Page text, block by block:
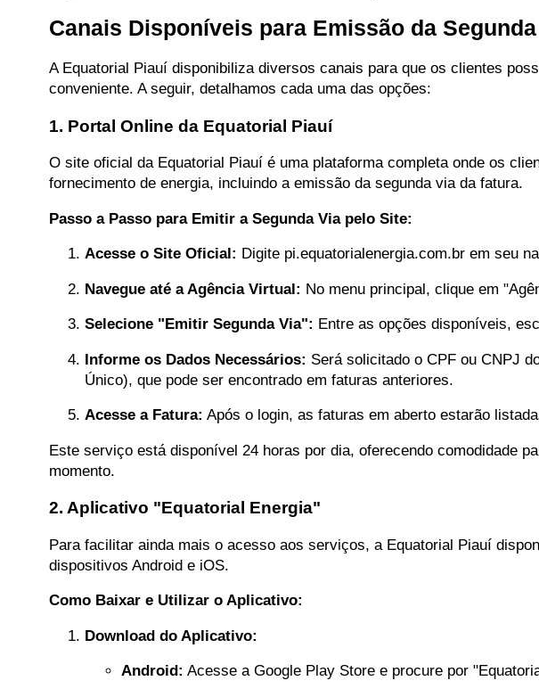
Canais Disponíveis para Emissão da
A Equatorial Piauí disponibiliza diversos canais para que os clientes
conveniente. A seguir, detalhamos cada uma das opções:
1. Portal Online da Equatorial Piauí
O site oficial da Equatorial Piauí é uma plataforma completa onde os
fornecimento de energia, incluindo a emissão da segunda via da fatura.
Passo a Passo para Emitir a Segunda Via pelo Site:
Acesse o Site Oficial: Digite pi.equatorialenergia.com.br em seu
Navegue até a Agência Virtual: No menu principal, clique em
Selecione "Emitir Segunda Via": Entre as opções disponíveis,
Informe os Dados Necessários: Será solicitado o CPF ou CNPJ
Único), que pode ser encontrado em faturas anteriores.
Acesse a Fatura: Após o login, as faturas em aberto estarão
Este serviço está disponível 24 horas por dia, oferecendo comodidade
momento.
2. Aplicativo "Equatorial Energia"
Para facilitar ainda mais o acesso aos serviços, a Equatorial Piauí
dispositivos Android e iOS.
Como Baixar e Utilizar o Aplicativo:
Download do Aplicativo:
Android: Acesse a Google Play Store e procure por